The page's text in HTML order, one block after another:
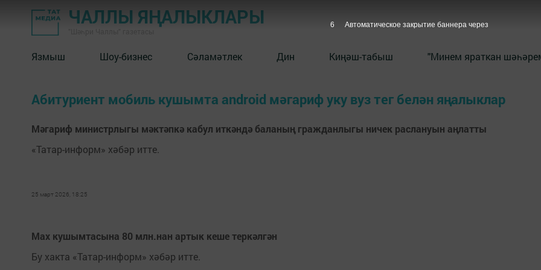
ЧАЛЛЫ ЯҢАЛЫКЛАРЫ
Язмыш Шоу-бизнес Сәламәтлек Дин Киңәш-табыш "Минем яраткан
Абитуриент мобиль кушымта аndroid мәгариф уку вуз тег белән яңалыклар
Мәгариф министрлыгы мәктәпкә кабул иткәндә баланың гражданлыгы ничек раслануын аңлатты
«Татар-информ» хәбәр итте.
25 март 2026, 18:25
Мах кушымтасына 80 млн.нан артык кеше теркәлгән
Бу хакта «Татар-информ» хәбәр итте.
5 Автоматическое закрытие баннера через